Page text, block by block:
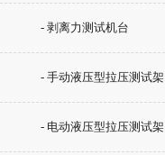
- 剥离力测试机台
- 手动液压型拉压测试架
- 电动液压型拉压测试架